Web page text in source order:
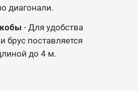
диагонали.
- Для удобства
брус поставляется
до 4 м.